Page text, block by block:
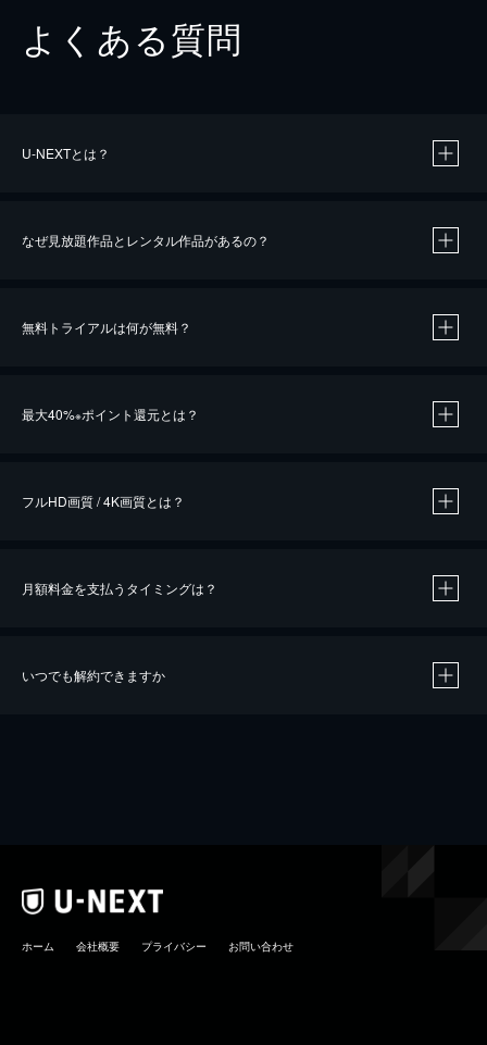
よくある質問
U-NEXTとは？
なぜ見放題作品とレンタル作品があるの？
無料トライアルは何が無料？
最大40%※ポイント還元とは？
※40％ポイント還元の対象は、クレジットカード決済による作品の購入 / レンタルです。
iOSアプリのUコイン決済による作品の購入 / レンタルは、20％のポイント還元です。
フルHD画質 / 4K画質とは？
月額料金を支払うタイミングは？
いつでも解約できますか
ホーム 会社概要 プライバシー お問い合わせ